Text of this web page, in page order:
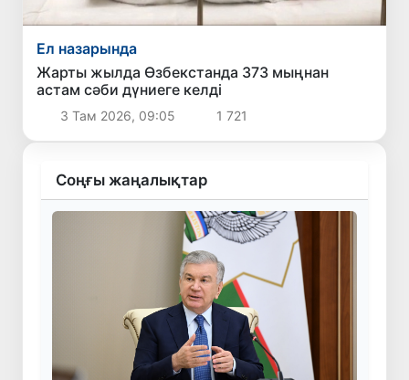
Ел назарында
Жарты жылда Өзбекстанда 373 мыңнан
астам сәби дүниеге келді
3 Там 2026, 09:05 1 721
Соңғы жаңалықтар